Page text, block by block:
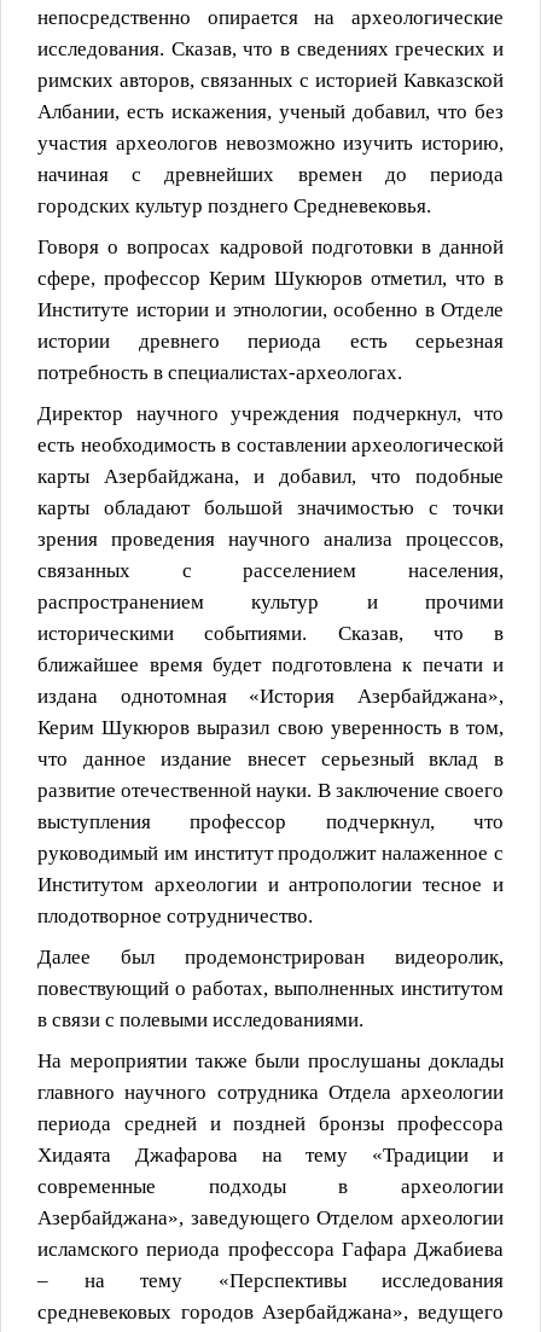
непосредственно опирается на археологические
исследования. Сказав, что в сведениях греческих и
римских авторов, связанных с историей Кавказской
Албании, есть искажения, ученый добавил, что без
участия археологов невозможно изучить историю,
начиная с древнейших времен до периода
городских культур позднего Средневековья.
Говоря о вопросах кадровой подготовки в данной
сфере, профессор Керим Шукюров отметил, что в
Институте истории и этнологии, особенно в Отделе
истории древнего периода есть серьезная
потребность в специалистах-археологах.
Директор научного учреждения подчеркнул, что
есть необходимость в составлении археологической
карты Азербайджана, и добавил, что подобные
карты обладают большой значимостью с точки
зрения проведения научного анализа процессов,
связанных с расселением населения,
распространением культур и прочими
историческими событиями. Сказав, что в
ближайшее время будет подготовлена к печати и
издана однотомная «История Азербайджана»,
Керим Шукюров выразил свою уверенность в том,
что данное издание внесет серьезный вклад в
развитие отечественной науки. В заключение своего
выступления профессор подчеркнул, что
руководимый им институт продолжит налаженное с
Институтом археологии и антропологии тесное и
плодотворное сотрудничество.
Далее был продемонстрирован видеоролик,
повествующий о работах, выполненных институтом
в связи с полевыми исследованиями.
На мероприятии также были прослушаны доклады
главного научного сотрудника Отдела археологии
периода средней и поздней бронзы профессора
Хидаята Джафарова на тему «Традиции и
современные подходы в археологии
Азербайджана», заведующего Отделом археологии
исламского периода профессора Гафара Джабиева
– на тему «Перспективы исследования
средневековых городов Азербайджана», ведущего